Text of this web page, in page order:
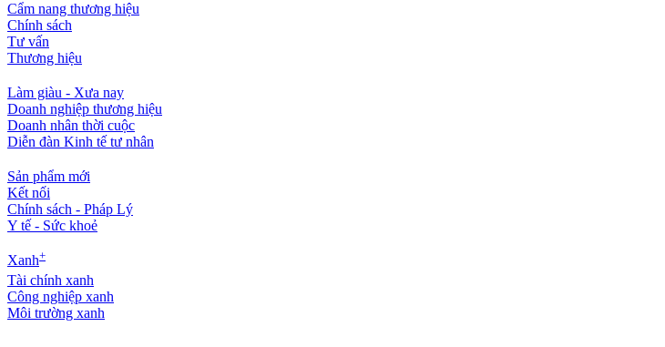
Cẩm nang thương hiệu
Chính sách
Tư vấn
Thương hiệu
Làm giàu - Xưa nay
Doanh nghiệp thương hiệu
Doanh nhân thời cuộc
Diễn đàn Kinh tế tư nhân
Sản phẩm mới
Kết nối
Chính sách - Pháp Lý
Y tế - Sức khoẻ
Xanh+
Tài chính xanh
Công nghiệp xanh
Môi trường xanh